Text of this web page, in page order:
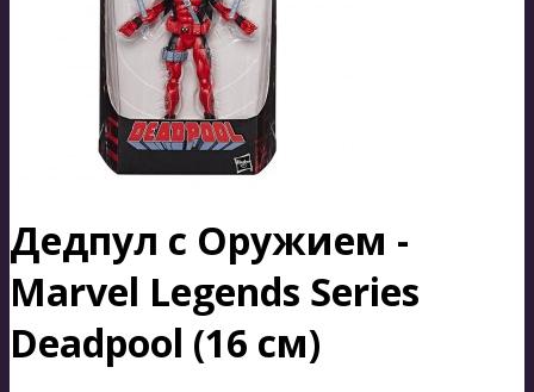
Дедпул с Оружием -
Marvel Legends Series
Deadpool (16 см)